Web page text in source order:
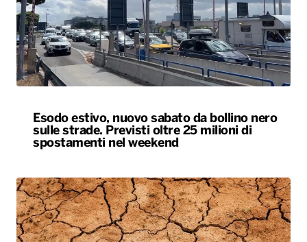
Esodo estivo, nuovo sabato da bollino nero
sulle strade. Previsti oltre 25 milioni di
spostamenti nel weekend